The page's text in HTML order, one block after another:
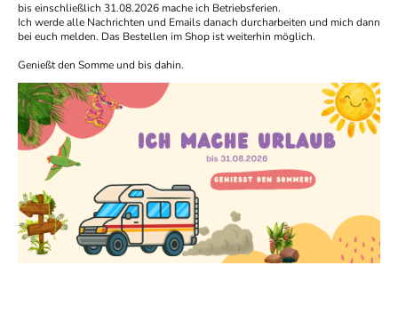
bis einschließlich 31.08.2026 mache ich Betriebsferien.
Ich werde alle Nachrichten und Emails danach durcharbeiten und mich dann
bei euch melden. Das Bestellen im Shop ist weiterhin möglich.
Genießt den Somme und bis dahin.